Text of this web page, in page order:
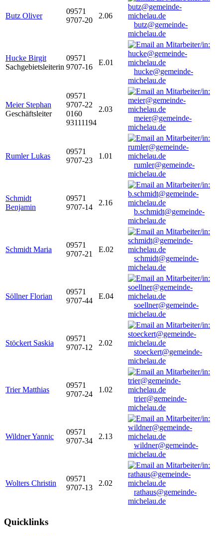
Butz Oliver
09571
9707-20
2.06
butz@gemeinde-
michelau.de
Hucke Birgit
Sachgebietsleiterin
09571
9707-16
E.01
hucke@gemeinde-
michelau.de
Meier Stephan
Geschäftsleiter
09571
9707-22
0160
93111194
2.03
meier@gemeinde-
michelau.de
Rumler Lukas
09571
9707-23
1.01
rumler@gemeinde-
michelau.de
Schmidt
Benjamin
09571
9707-14
2.16
b.schmidt@gemeinde-
michelau.de
Schmidt Maria
09571
9707-21
E.02
schmidt@gemeinde-
michelau.de
Söllner Florian
09571
9707-44
E.04
soellner@gemeinde-
michelau.de
Stöckert Saskia
09571
9707-12
2.02
stoeckert@gemeinde-
michelau.de
Trier Matthias
09571
9707-24
1.02
trier@gemeinde-
michelau.de
Wildner Yannic
09571
9707-34
2.13
wildner@gemeinde-
michelau.de
Wolters Christin
09571
9707-13
2.02
rathaus@gemeinde-
michelau.de
Quicklinks